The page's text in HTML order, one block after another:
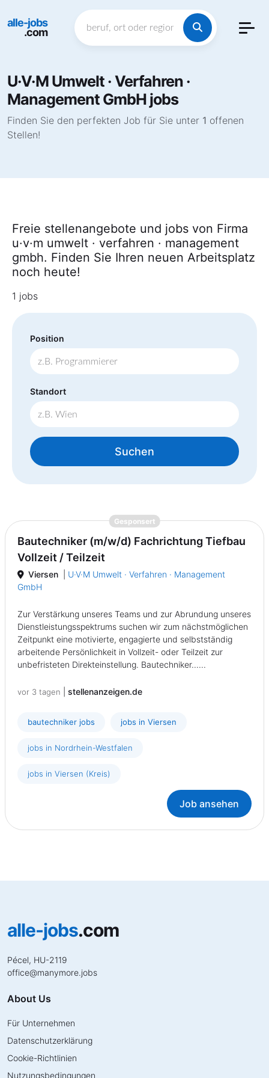
alle-jobs
.com
U·V·M Umwelt · Verfahren ·
Management GmbH jobs
Finden Sie den perfekten Job für Sie unter 1 offenen
Stellen!
Freie stellenangebote und jobs von Firma
u·v·m umwelt · verfahren · management
gmbh. Finden Sie Ihren neuen Arbeitsplatz
noch heute!
1 jobs
Position
Standort
Suchen
Gesponsert{prompt.job}
Bautechniker (m/w/d) Fachrichtung Tiefbau
Vollzeit / Teilzeit
Viersen
U·V·M Umwelt · Verfahren · Management
GmbH
Zur Verstärkung unseres Teams und zur Abrundung unseres
Dienstleistungsspektrums suchen wir zum nächstmöglichen
Zeitpunkt eine motivierte, engagierte und selbstständig
arbeitende Persönlichkeit in Vollzeit- oder Teilzeit zur
unbefristeten Direkteinstellung. Bautechniker......
vor 3 tagen stellenanzeigen.de
bautechniker jobs jobs in Viersen
jobs in Nordrhein-Westfalen
jobs in Viersen (Kreis)
Job ansehen
alle-jobs.com
Pécel, HU-2119
office@manymore.jobs
About Us
Für Unternehmen
Datenschutzerklärung
Cookie-Richtlinien
Nutzungsbedingungen